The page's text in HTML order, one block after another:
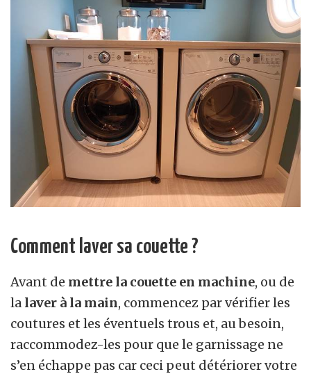
Comment laver sa couette ?
Avant de mettre la couette en machine, ou de
la laver à la main, commencez par vérifier les
coutures et les éventuels trous et, au besoin,
raccommodez-les pour que le garnissage ne
s’en échappe pas car ceci peut détériorer votre